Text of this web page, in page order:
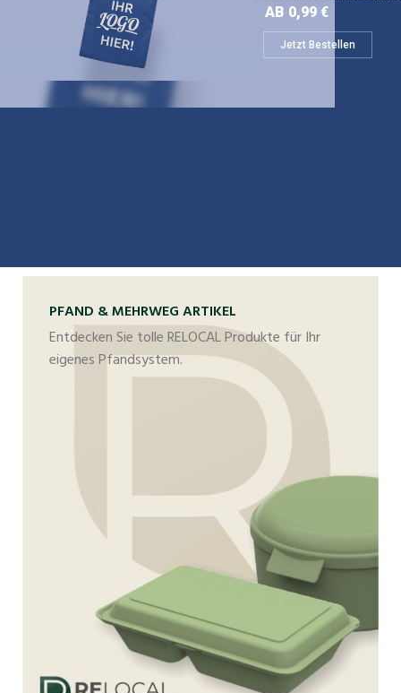
Jetzt Bestellen
AB 0,99 €
PFAND & MEHRWEG ARTIKEL
Entdecken Sie tolle RELOCAL Produkte für Ihr
eigenes Pfandsystem.